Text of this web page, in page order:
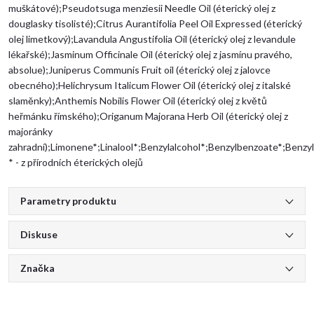
muškátové);Pseudotsuga menziesii Needle Oil (éterický olej z
douglasky tisolisté);Citrus Aurantifolia Peel Oil Expressed (éterický
olej limetkový);Lavandula Angustifolia Oil (éterický olej z levandule
lékařské);Jasminum Officinale Oil (éterický olej z jasmínu pravého,
absolue);Juniperus Communis Fruit oil (éterický olej z jalovce
obecného);Helichrysum Italicum Flower Oil (éterický olej z italské
slaměnky);Anthemis Nobilis Flower Oil (éterický olej z květů
heřmánku římského);Origanum Majorana Herb Oil (éterický olej z
majoránky
* - z přírodních éterických olejů
Parametry produktu
Diskuse
Značka